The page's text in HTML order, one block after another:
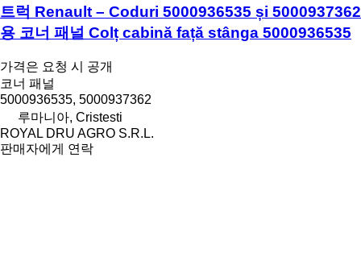
트럭 Renault – Coduri 5000936535 și 5000937362
용 코너 패널 Colț cabină față stânga 5000936535
가격은 요청 시 공개
코너 패널
5000936535, 5000937362
루마니아, Cristesti
ROYAL DRU AGRO S.R.L.
판매자에게 연락